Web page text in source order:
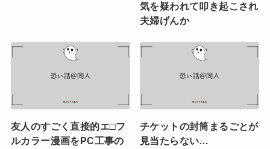
気を疑われて叩き起こされ
夫婦げんか
友人のすごく直接的エ□フ
ルカラー漫画をPC工事の
チケットの封筒まるごとが
見当たらない…